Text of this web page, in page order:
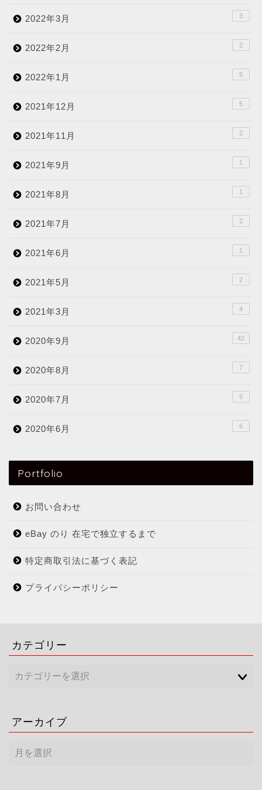
2022年3月 3
2022年2月 2
2022年1月 5
2021年12月 5
2021年11月 2
2021年9月 1
2021年8月 1
2021年7月 2
2021年6月 1
2021年5月 2
2021年3月 4
2020年9月 42
2020年8月 7
2020年7月 5
2020年6月 6
Portfolio
お問い合わせ
eBay のり 在宅で独立するまで
特定商取引法に基づく表記
プライバシーポリシー
カテゴリー
アーカイブ
ー